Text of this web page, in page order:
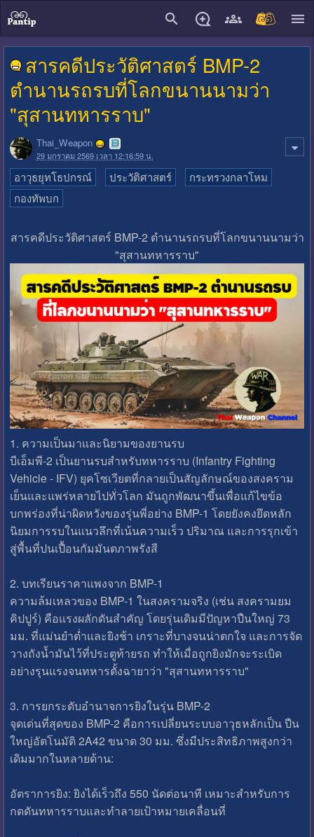
สารคดีประวัติศาสตร์ BMP-2
ตำนานรถรบที่โลกขนานนามว่า
"สุสานทหารราบ"
Thai_Weapon
29 มกราคม 2569 เวลา 12:16:59 น.
อาวุธยุทโธปกรณ์ ประวัติศาสตร์
กระทรวงกลาโหม
กองทัพบก
สารคดีประวัติศาสตร์ BMP-2 ตำนานรถรบที่โลกขนานนามว่า
"สุสานทหารราบ"
1. ความเป็นมาและนิยามของยานรบ
บีเอ็มพี-2 เป็นยานรบสำหรับทหารราบ (Infantry Fighting
Vehicle - IFV) ยุคโซเวียตที่กลายเป็นสัญลักษณ์ของสงคราม
เย็นและแพร่หลายไปทั่วโลก มันถูกพัฒนาขึ้นเพื่อแก้ไขข้อ
บกพร่องที่น่าผิดหวังของรุ่นพี่อย่าง BMP-1 โดยยังคงยึดหลัก
นิยมการรบในแนวลึกที่เน้นความเร็ว ปริมาณ และการรุกเข้า
สู่พื้นที่ปนเปื้อนกัมมันตภาพรังสี
2. บทเรียนราคาแพงจาก BMP-1
ความล้มเหลวของ BMP-1 ในสงครามจริง (เช่น สงครามยม
คิปปูร์) คือแรงผลักดันสำคัญ โดยรุ่นเดิมมีปัญหาปืนใหญ่ 73
มม. ที่แม่นยำต่ำและยิงช้า เกราะที่บางจนน่าตกใจ และการจัด
วางถังน้ำมันไว้ที่ประตูท้ายรถ ทำให้เมื่อถูกยิงมักจะระเบิด
อย่างรุนแรงจนทหารตั้งฉายาว่า "สุสานทหารราบ"
3. การยกระดับอำนาจการยิงในรุ่น BMP-2
จุดเด่นที่สุดของ BMP-2 คือการเปลี่ยนระบบอาวุธหลักเป็น ปืน
ใหญ่อัตโนมัติ 2A42 ขนาด 30 มม. ซึ่งมีประสิทธิภาพสูงกว่า
เดิมมากในหลายด้าน:
อัตราการยิง: ยิงได้เร็วถึง 550 นัดต่อนาที เหมาะสำหรับการ
กดดันทหารราบและทำลายเป้าหมายเคลื่อนที่
close